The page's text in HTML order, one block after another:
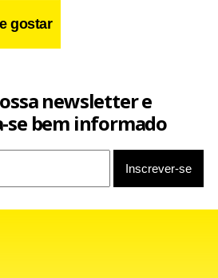
gostar
newsletter e
se bem informado